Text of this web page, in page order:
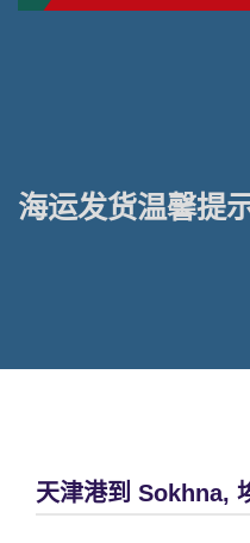
海运发货温馨提
天津港到 Sokhna,